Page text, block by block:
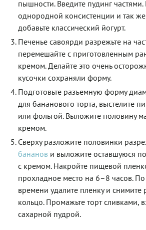
пышности. Введите пудинг частями.
однородной консистенции и так
добавьте классический йогурт.
Печенье савоярди разрежьте на
перемешайте с приготовленным
кремом. Делайте это очень
кусочки сохраняли форму.
Подготовьте разъемную форму
для бананового торта, выстелите
или фольгой. Выложите половину
кремом.
Сверху разложите половинки
бананов и выложите оставшуюся
с кремом. Накройте пищевой
прохладное место на 6–8 часов.
времени удалите пленку и снимите
кольцо. Промажьте торт сливками,
сахарной пудрой.